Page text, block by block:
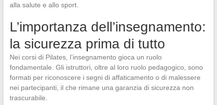
alla salute e allo sport.
L’importanza dell’insegnamento:
la sicurezza prima di tutto
Nei corsi di Pilates, l’insegnamento gioca un ruolo
fondamentale. Gli istruttori, oltre al loro ruolo pedagogico, sono
formati per riconoscere i segni di affaticamento o di malessere
nei partecipanti, il che rimane una garanzia di sicurezza non
trascurabile.